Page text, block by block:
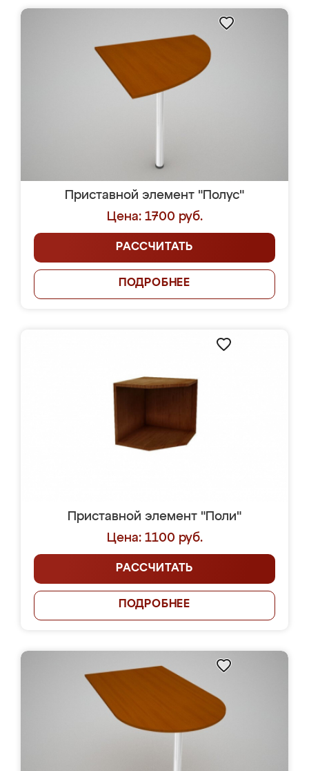
Приставной элемент "Полус"
Цена: 1700 руб.
РАССЧИТАТЬ
ПОДРОБНЕЕ
Приставной элемент "Поли"
Цена: 1100 руб.
РАССЧИТАТЬ
ПОДРОБНЕЕ